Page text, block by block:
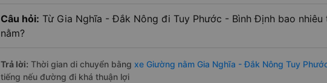
Câu hỏi: Từ Gia Nghĩa - Đắk Nông đi Tuy Phước - Bình Định bao
nằm?
Trả lời: Thời gian di chuyển bằng xe Giường nằm Gia Nghĩa - Đắk Nông Tuy
tiếng nếu đường đi khá thuận lợi